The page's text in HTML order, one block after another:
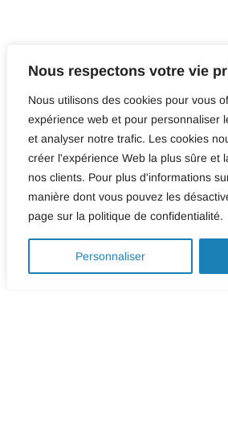
Nous respectons votre vie
Nous utilisons des cookies pour vous
expérience web et pour personnaliser
et analyser notre trafic. Les cookies
créer l'expérience Web la plus sûre et
nos clients. Pour plus d'informations
manière dont vous pouvez les
page sur la politique de confidentialité.
Personnaliser
SERVICES
Revêtements
acoustiques